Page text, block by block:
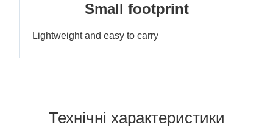
Small footprint
Lightweight and easy to carry
Технічні характеристики